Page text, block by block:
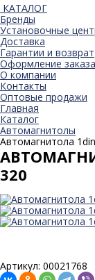
КАТАЛОГ
Бренды
Установочные
Доставка
Гарантии и возврат
Оформление заказа
О компании
Контакты
Оптовые продажи
Главная
Каталог
Автомагнитолы
Автомагнитола
320
Артикул: 00021768